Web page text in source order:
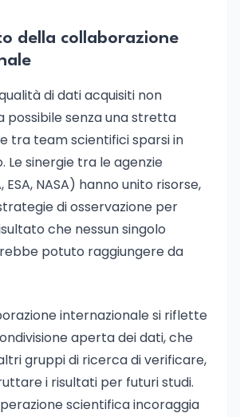
della collaborazione
di dati acquisiti non
possibile senza una stretta
tra team scientifici sparsi in
Le sinergie tra le agenzie
ESA, NASA) hanno unito risorse,
di osservazione per
che nessun singolo
potuto raggiungere da
internazionale si riflette
aperta dei dati, che
gruppi di ricerca di verificare,
i risultati per futuri studi.
scientifica incoraggia